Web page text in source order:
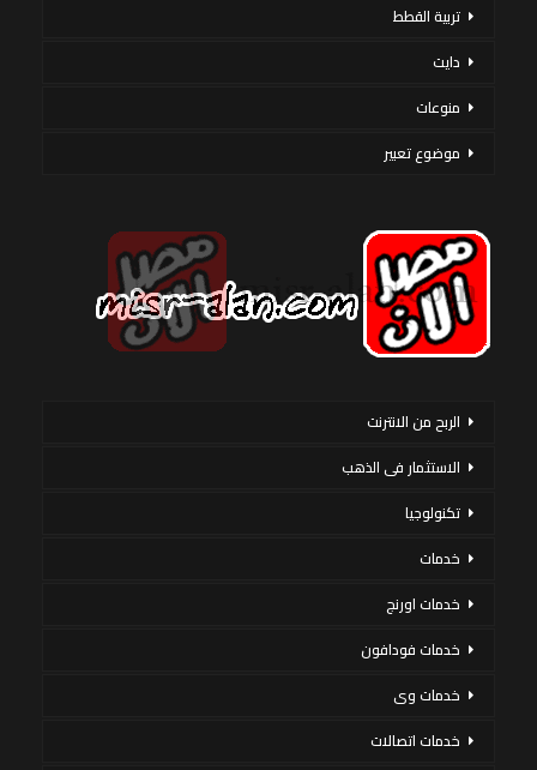
تربية القطط
دايت
منوعات
موضوع تعبير
الربح من الانترنت
الاستثمار فى الذهب
تكنولوجيا
خدمات
خدمات اورنج
خدمات فودافون
خدمات وى
خدمات اتصالات